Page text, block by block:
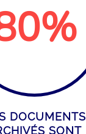
%
DOCUMENTS
SONT